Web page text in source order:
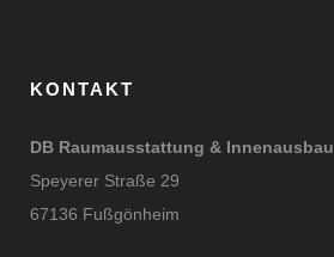
KONTAKT
DB Raumausstattung & Innenausbau
Speyerer Straße 29
67136 Fußgönheim